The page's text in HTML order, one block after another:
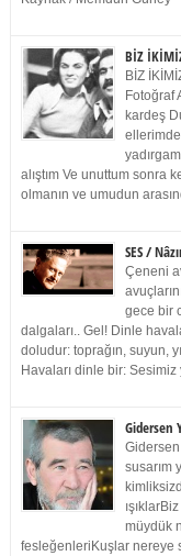
BİZ
BİZ
Fotoğraf
kardeş
alıştım Ve unuttum sonra
olmanın ve umudun
SES /
Çeneni
gece bir
dalgaları.. Gel! Dinle
doludur: toprağın, suyun,
Havaları dinle bir:
Gidersen
Gidersen
susarım
müydük
fesleğenleriKuşlar nereye